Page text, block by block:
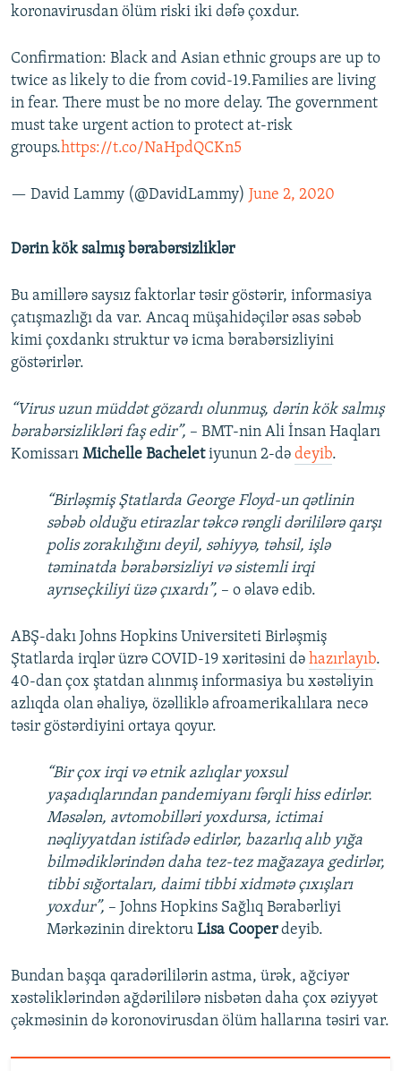
koronavirusdan ölüm riski iki dəfə çoxdur.
Confirmation: Black and Asian ethnic groups are up to
twice as likely to die from covid-19.Families are living
in fear. There must be no more delay. The government
must take urgent action to protect at-risk
groups.https://t.co/NaHpdQCKn5
— David Lammy (@DavidLammy) June 2, 2020
Dərin kök salmış bərabərsizliklər
Bu amillərə saysız faktorlar təsir göstərir, informasiya
çatışmazlığı da var. Ancaq müşahidəçilər əsas səbəb
kimi çoxdankı struktur və icma bərabərsizliyini
göstərirlər.
“Virus uzun müddət gözardı olunmuş, dərin kök salmış
bərabərsizlikləri faş edir”, – BMT-nin Ali İnsan Haqları
Komissarı Michelle Bacheletiyunun 2-də deyib.
“Birləşmiş Ştatlarda George Floyd-un qətlinin
səbəb olduğu etirazlar təkcə rəngli dərililərə qarşı
polis zorakılığını deyil, səhiyyə, təhsil, işlə
təminatda bərabərsizliyi və sistemli irqi
ayrıseçkiliyi üzə çıxardı”, – o əlavə edib.
ABŞ-dakı Johns Hopkins Universiteti Birləşmiş
Ştatlarda irqlər üzrə COVID-19 xəritəsini də hazırlayıb.
40-dan çox ştatdan alınmış informasiya bu xəstəliyin
azlıqda olan əhaliyə, özəlliklə afroamerikalılara necə
təsir göstərdiyini ortaya qoyur.
“Bir çox irqi və etnik azlıqlar yoxsul
yaşadıqlarından pandemiyanı fərqli hiss edirlər.
Məsələn, avtomobilləri yoxdursa, ictimai
nəqliyyatdan istifadə edirlər, bazarlıq alıb yığa
bilmədiklərindən daha tez-tez mağazaya gedirlər,
tibbi sığortaları, daimi tibbi xidmətə çıxışları
yoxdur”, – Johns Hopkins Sağlıq Bərabərliyi
Mərkəzinin direktoru Lisa Cooperdeyib.
Bundan başqa qaradərililərin astma, ürək, ağciyər
xəstəliklərindən ağdərililərə nisbətən daha çox əziyyət
çəkməsinin də koronovirusdan ölüm hallarına təsiri var.